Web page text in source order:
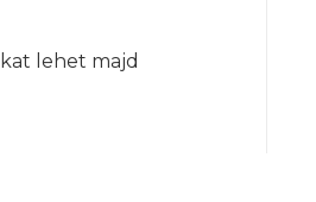
lehet majd